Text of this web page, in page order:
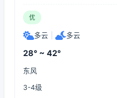
优
多云 多云
28° ~ 42°
东风
3-4级